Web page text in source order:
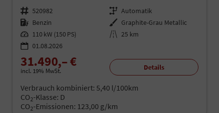
Fahrzeugnr. 520982 Getriebe Automatik
Kraftstoff Benzin Außenfarbe Graphite-Grau Metallic
Leistung 110 kW (150 PS) Kilometerstand 25 km
01.08.2026
31.490,– €
incl. 19% MwSt. Details
Verbrauch kombiniert: 5,40 l/100km
CO2-Klasse: D
CO2-Emissionen: 123,00 g/km